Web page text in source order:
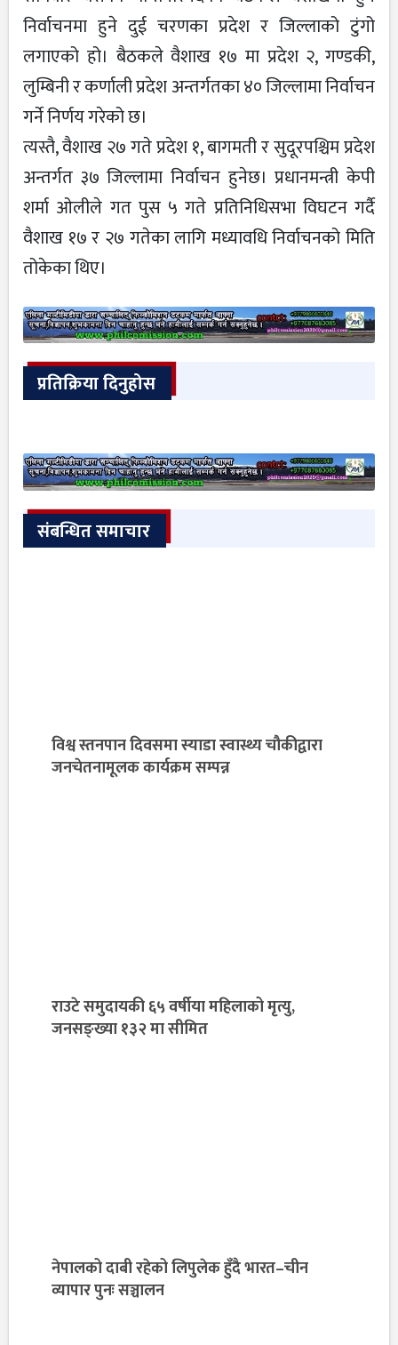
निर्वाचनमा हुने दुई चरणका प्रदेश र जिल्लाको टुंगो
लगाएको हो। बैठकले वैशाख १७ मा प्रदेश २, गण्डकी,
लुम्बिनी र कर्णाली प्रदेश अन्तर्गतका ४० जिल्लामा निर्वाचन
गर्ने निर्णय गरेको छ।
त्यस्तै, वैशाख २७ गते प्रदेश १, बागमती र सुदूरपश्चिम प्रदेश
अन्तर्गत ३७ जिल्लामा निर्वाचन हुनेछ। प्रधानमन्त्री केपी
शर्मा ओलीले गत पुस ५ गते प्रतिनिधिसभा विघटन गर्दै
वैशाख १७ र २७ गतेका लागि मध्यावधि निर्वाचनको मिति
तोकेका थिए।
प्रतिक्रिया दिनुहोस
संबन्धित समाचार
विश्व स्तनपान दिवसमा स्याडा स्वास्थ्य चौकीद्वारा
जनचेतनामूलक कार्यक्रम सम्पन्न
राउटे समुदायकी ६५ वर्षीया महिलाको मृत्यु,
जनसङ्ख्या १३२ मा सीमित
नेपालको दाबी रहेको लिपुलेक हुँदै भारत–चीन
व्यापार पुनः सञ्चालन